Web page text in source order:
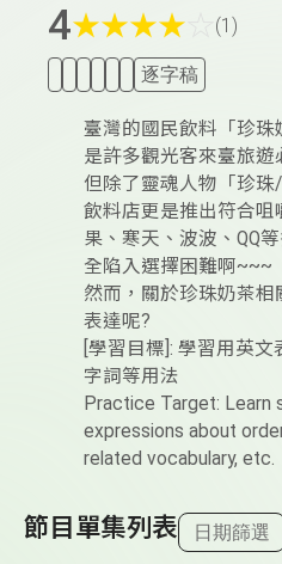
4★★★★ (1)
逐字稿
臺灣的國民飲料「珍珠
是許多觀光客來臺旅遊
但除了靈魂人物「珍
飲料店更是推出符合咀
果、寒天、波波、QQ
全陷入選擇困難啊~~~
然而，關於珍珠奶茶
表達呢?
[學習目標]: 學習用英
字詞等用法
Practice Target: Learn
expressions about
related vocabulary, etc.
節目單集列表 日期篩選